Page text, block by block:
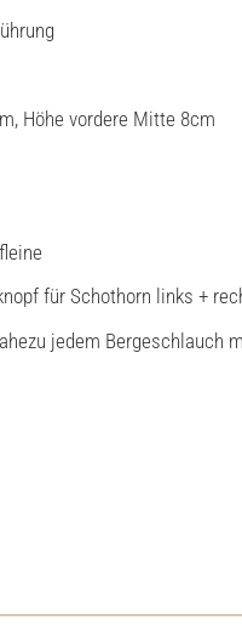
Höhe vordere Mitte 8cm
für Schothorn links +
jedem Bergeschlauch